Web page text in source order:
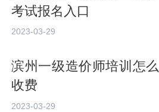
考试报名入口
2023-03-29
滨州一级造价师培训怎么
收费
2023-03-29